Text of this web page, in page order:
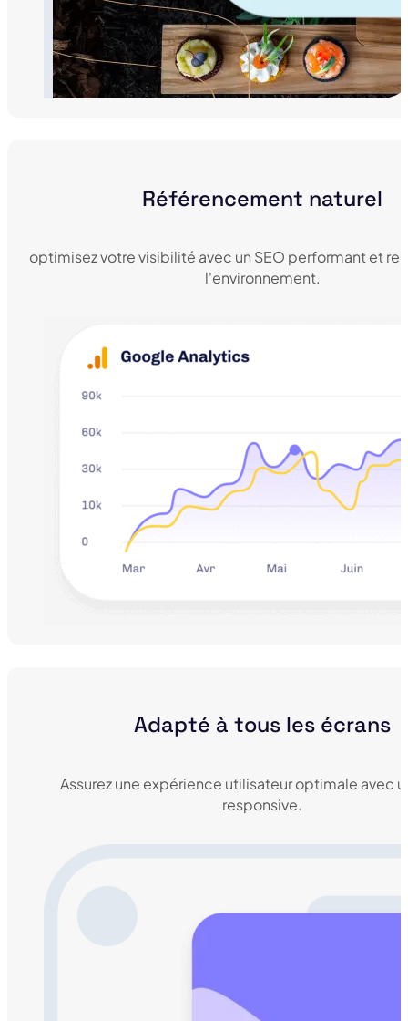
Référencement naturel
optimisez votre visibilité avec un SEO performant et
l'environnement.
Adapté à tous les écrans
Assurez une expérience utilisateur optimale avec
responsive.